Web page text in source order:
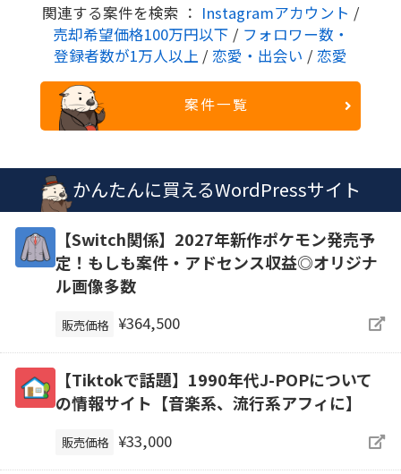
関連する案件を検索 ： Instagramアカウント /
売却希望価格100万円以下 / フォロワー数・
登録者数が1万人以上 / 恋愛・出会い / 恋愛
案件一覧
かんたんに買えるWordPressサイト
【Switch関係】2027年新作ポケモン発売予
定！もしも案件・アドセンス収益◎オリジナ
ル画像多数
販売価格 ¥364,500
【Tiktokで話題】1990年代J-POPについて
の情報サイト【音楽系、流行系アフィに】
販売価格 ¥33,000